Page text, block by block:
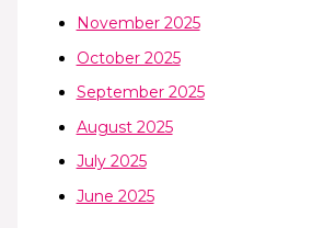
November 2025
October 2025
September 2025
August 2025
July 2025
June 2025